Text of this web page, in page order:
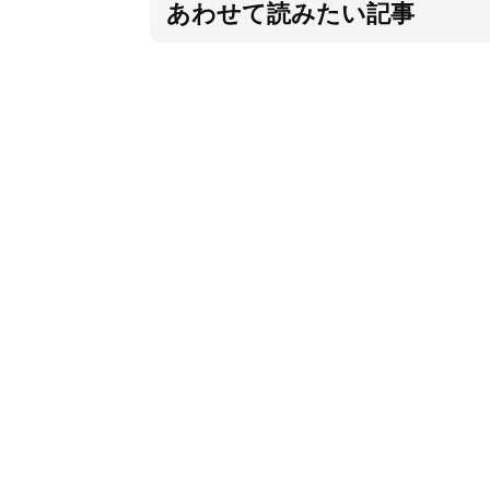
あわせて読みたい記事